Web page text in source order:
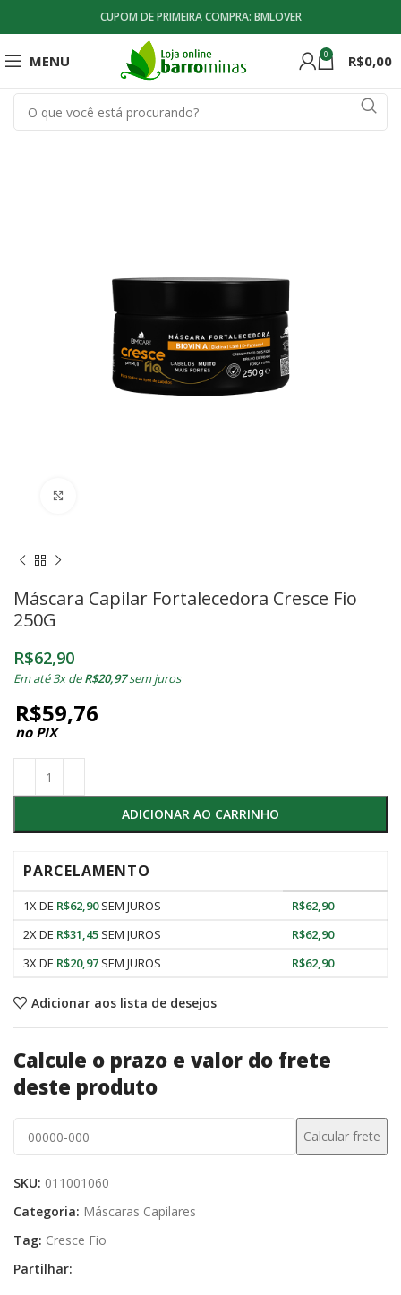
CUPOM DE PRIMEIRA COMPRA: BMLOVER
MENU 0 R$0,00
Máscara Capilar Fortalecedora Cresce Fio
250G
R$62,90
Em até 3x deR$20,97sem juros
R$59,76
no PIX
ADICIONAR AO CARRINHO
PARCELAMENTO
1X DE R$62,90SEM JUROS R$62,90
2X DE R$31,45 SEM JUROS R$62,90
3X DE R$20,97 SEM JUROS R$62,90
Adicionar aos lista de desejos
Calcule o prazo e valor do frete
deste produto
SKU: 011001060
Categoria: Máscaras Capilares
Tag: Cresce Fio
Partilhar: